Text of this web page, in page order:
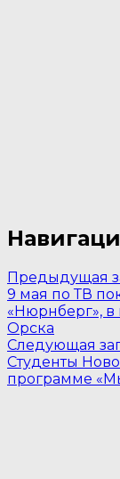
Предыдущая
9 мая по ТВ
«Нюрнберг», в
Орска
Следующая
Студенты
программе